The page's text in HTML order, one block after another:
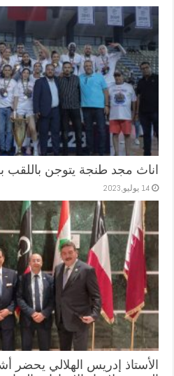
اناث مجد طنجة يتوجن باللقب
14 يوليو,2023
الأستاذ إدريس الهلالي يحضر